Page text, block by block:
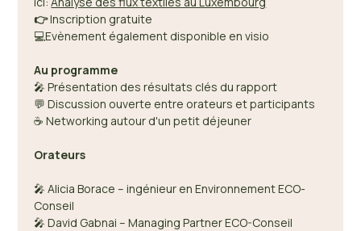
👉 Inscription gratuite
💻Evènement également disponible en visio
Au programme
🎤 Présentation des résultats clés du rapport
💬 Discussion ouverte entre orateurs et participants
☕ Networking autour d'un petit déjeuner
Orateurs
🎤 Alicia Borace – ingénieur en Environnement ECO-
Conseil
🎤 David Gabnai – Managing Partner ECO-Conseil